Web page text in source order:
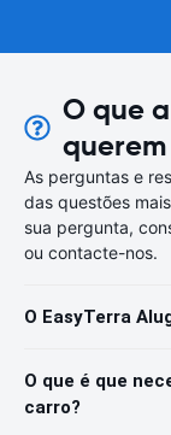
O que
As perguntas e
das questões
sua pergunta,
ou contacte-nos.
O EasyTerra
O que é que
carro?